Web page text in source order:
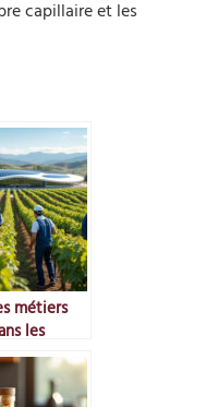
capillaire et les
métiers
les